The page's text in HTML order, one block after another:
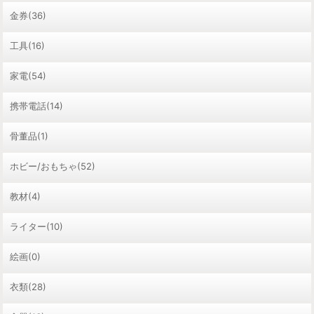
金券(36)
工具(16)
家電(54)
携帯電話(14)
骨董品(1)
ホビー/おもちゃ(52)
教材(4)
ライター(10)
絵画(0)
衣類(28)